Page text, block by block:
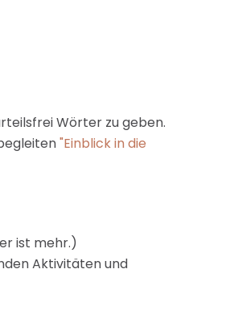
Wörter zu geben.
"Einblick in die
ist mehr.)
Aktivitäten und